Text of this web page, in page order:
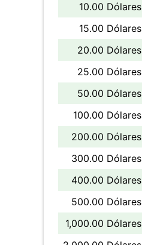
10.00 Dólares
15.00 Dólares
20.00 Dólares
25.00 Dólares
50.00 Dólares
100.00 Dólares
200.00 Dólares
300.00 Dólares
400.00 Dólares
500.00 Dólares
1,000.00 Dólares